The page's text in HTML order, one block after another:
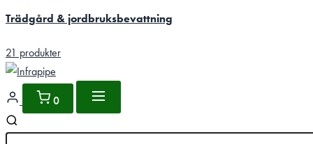
Trädgård & jordbruksbevattning
21 produkter
0